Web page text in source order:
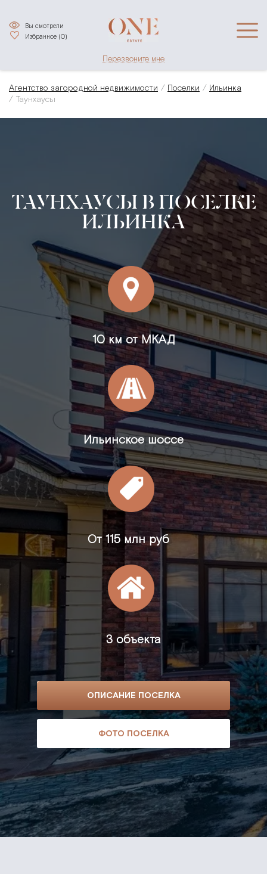
Избранное (0)
Вы смотрели
Перезвоните мне
Агентство загородной недвижимости Поселки
Ильинка
Таунхаусы
ТАУНХАУСЫ В ПОСЕЛКЕ
ИЛЬИНКА
10 км от МКАД
Ильинское шоссе
От 115 млн руб
3 объекта
ОПИСАНИЕ ПОСЕЛКА
ФОТО ПОСЕЛКА